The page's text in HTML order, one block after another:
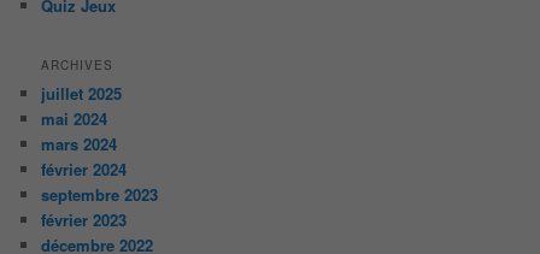
Quiz Jeux
ARCHIVES
juillet 2025
mai 2024
mars 2024
février 2024
septembre 2023
février 2023
décembre 2022